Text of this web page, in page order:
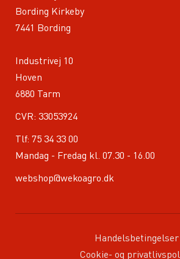
Bording Kirkeby
7441 Bording
Industrivej 10
Hoven
6880 Tarm
CVR: 33053924
Tlf: 75 34 33 00
Mandag - Fredag kl. 07.30 - 16.00
webshop@wekoagro.dk
Handelsbetingelser
Cookie- og